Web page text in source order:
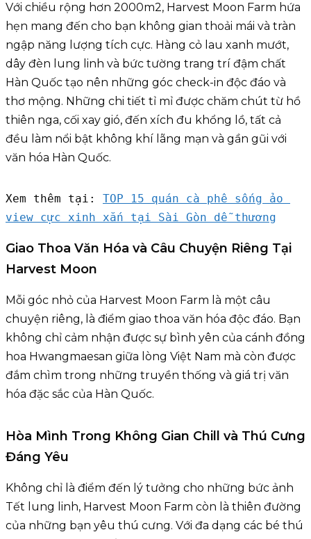
Với chiều rộng hơn 2000m2, Harvest Moon Farm hứa
hẹn mang đến cho bạn không gian thoải mái và tràn
ngập năng lượng tích cực. Hàng cỏ lau xanh mướt,
dây đèn lung linh và bức tường trang trí đậm chất
Hàn Quốc tạo nên những góc check-in độc đáo và
thơ mộng. Những chi tiết tỉ mỉ được chăm chút từ hồ
thiên nga, cối xay gió, đến xích đu khổng lồ, tất cả
đều làm nổi bật không khí lãng mạn và gần gũi với
văn hóa Hàn Quốc.
Xem thêm tại: TOP 15 quán cà phê sống ảo
view cực xinh xắn tại Sài Gòn dễ thương
Giao Thoa Văn Hóa và Câu Chuyện Riêng Tại
Harvest Moon
Mỗi góc nhỏ của Harvest Moon Farm là một câu
chuyện riêng, là điểm giao thoa văn hóa độc đáo. Bạn
không chỉ cảm nhận được sự bình yên của cánh đồng
hoa Hwangmaesan giữa lòng Việt Nam mà còn được
đắm chìm trong những truyền thống và giá trị văn
hóa đặc sắc của Hàn Quốc.
Hòa Mình Trong Không Gian Chill và Thú Cưng
Đáng Yêu
Không chỉ là điểm đến lý tưởng cho những bức ảnh
Tết lung linh, Harvest Moon Farm còn là thiên đường
của những bạn yêu thú cưng. Với đa dạng các bé thú